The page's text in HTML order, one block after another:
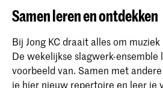
Samen leren en ontdekken
Bij Jong KC draait alles om
De wekelijkse slagwerk-ensemble
voorbeeld van. Samen met
je hier nieuw repertoire en leer je